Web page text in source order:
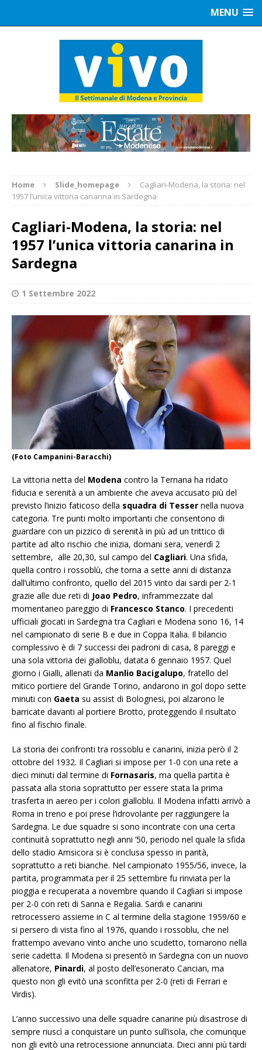
MENU
Home Slide_homepage
Cagliari-Modena, la storia: nel
1957 l’unica vittoria canarina in Sardegna
Cagliari-Modena, la storia: nel
1957 l’unica vittoria canarina in
Sardegna
1 Settembre 2022
(Foto Campanini-Baracchi)
La vittoria netta del Modena contro la Ternana ha ridato
fiducia e serenità a un ambiente che aveva accusato più del
previsto l’inizio faticoso della squadra di Tesser nella nuova
categoria. Tre punti molto importanti che consentono di
guardare con un pizzico di serenità in più ad un trittico di
partite ad alto rischio che inizia, domani sera, venerdì 2
settembre, alle 20,30, sul campo del Cagliari. Una sfida,
quella contro i rossoblù, che torna a sette anni di distanza
dall’ultimo confronto, quello del 2015 vinto dai sardi per 2-1
grazie alle due reti di Joao Pedro, inframmezzate dal
momentaneo pareggio di Francesco Stanco. I precedenti
ufficiali giocati in Sardegna tra Cagliari e Modena sono 16, 14
nel campionato di serie B e due in Coppa Italia. Il bilancio
complessivo è di 7 successi dei padroni di casa, 8 pareggi e
una sola vittoria dei gialloblu, datata 6 gennaio 1957. Quel
giorno i Gialli, allenati da Manlio Bacigalupo, fratello del
mitico portiere del Grande Torino, andarono in gol dopo sette
minuti con Gaeta su assist di Bolognesi, poi alzarono le
barricate davanti al portiere Brotto, proteggendo il risultato
fino al fischio finale.
La storia dei confronti tra rossoblu e canarini, inizia però il 2
ottobre del 1932. Il Cagliari si impose per 1-0 con una rete a
dieci minuti dal termine di Fornasaris, ma quella partita è
passata alla storia soprattutto per essere stata la prima
trasferta in aereo per i colori gialloblu. Il Modena infatti arrivò a
Roma in treno e poi prese l’idrovolante per raggiungere la
Sardegna. Le due squadre si sono incontrate con una certa
continuità soprattutto negli anni ’50, periodo nel quale la sfida
dello stadio Amsicora si è conclusa spesso in parità,
soprattutto a reti bianche. Nel campionato 1955/56, invece, la
partita, programmata per il 25 settembre fu rinviata per la
pioggia e recuperata a novembre quando il Cagliari si impose
per 2-0 con reti di Sanna e Regalia. Sardi e canarini
retrocessero assieme in C al termine della stagione 1959/60 e
si persero di vista fino al 1976, quando i rossoblu, che nel
frattempo avevano vinto anche uno scudetto, tornarono nella
serie cadetta. Il Modena si presentò in Sardegna con un nuovo
allenatore, Pinardi, al posto dell’esonerato Cancian, ma
questo non gli evitò una sconfitta per 2-0 (reti di Ferrari e
Virdis).
L’anno successivo una delle squadre canarine più disastrose di
sempre riuscì a conquistare un punto sull’isola, che comunque
non gli evitò una retrocessione annunciata. Dieci anni più tardi